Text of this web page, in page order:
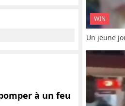
à un feu
WIN
Un jeune